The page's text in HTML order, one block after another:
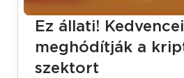
Ez állati!
meghódítják a
szektort